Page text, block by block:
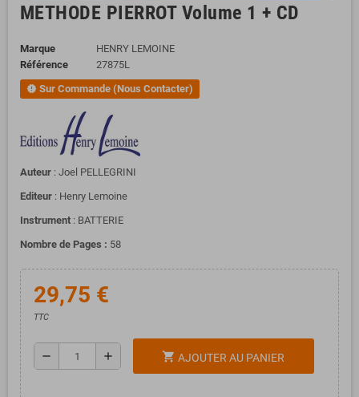
METHODE PIERROT Volume 1 + CD
Marque
HENRY LEMOINE
Référence
27875L
new_releases Sur Commande (Nous Contacter)
Auteur : Joel PELLEGRINI
Editeur : Henry Lemoine
Instrument : BATTERIE
Nombre de Pages : 58
29,75 €
TTC
remove add shopping_cart AJOUTER AU PANIER